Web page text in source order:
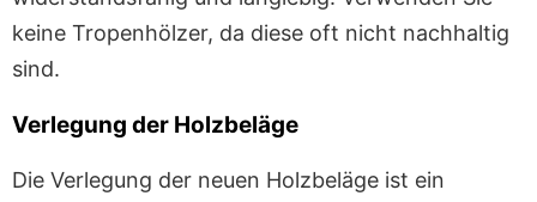
keine Tropenhölzer, da diese oft nicht nachhaltig
sind.
Verlegung der Holzbeläge
Die Verlegung der neuen Holzbeläge ist ein